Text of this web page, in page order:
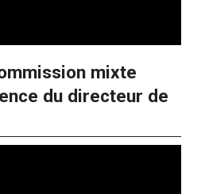
mixte
du directeur de